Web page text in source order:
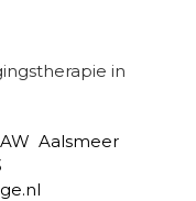
in
Aalsmeer